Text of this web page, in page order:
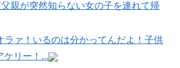
親が突然知らない女の子を連れて帰
ラァ！いるのは分かってんだよ！子供
ケリー！...